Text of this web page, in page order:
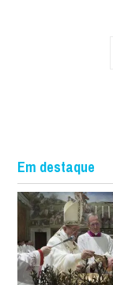
Em destaque